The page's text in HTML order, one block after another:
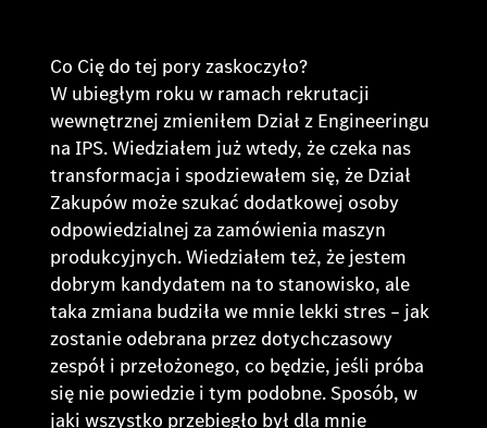
Co Cię do tej pory zaskoczyło?
W ubiegłym roku w ramach rekrutacji
wewnętrznej zmieniłem Dział z Engineeringu
na IPS. Wiedziałem już wtedy, że czeka nas
transformacja i spodziewałem się, że Dział
Zakupów może szukać dodatkowej osoby
odpowiedzialnej za zamówienia maszyn
produkcyjnych. Wiedziałem też, że jestem
dobrym kandydatem na to stanowisko, ale
taka zmiana budziła we mnie lekki stres – jak
zostanie odebrana przez dotychczasowy
zespół i przełożonego, co będzie, jeśli próba
się nie powiedzie i tym podobne. Sposób, w
jaki wszystko przebiegło był dla mnie